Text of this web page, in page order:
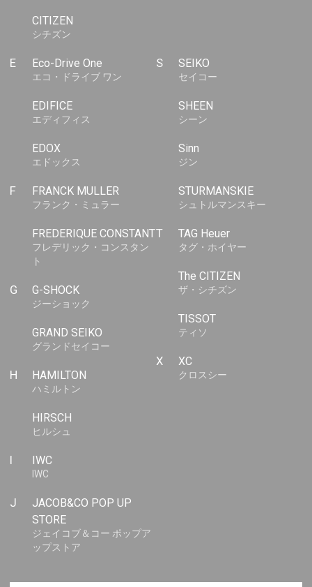
CITIZEN
シチズン
E Eco-Drive One
エコ・ドライブ ワン
EDIFICE
エディフィス
EDOX
エドックス
F FRANCK MULLER
フランク・ミュラー
FREDERIQUE CONSTANT
フレデリック・コンスタン
ト
G G-SHOCK
ジーショック
GRAND SEIKO
グランドセイコー
H HAMILTON
ハミルトン
HIRSCH
ヒルシュ
IWC
IWC
J
JACOB&CO POP UP
STORE
ジェイコブ＆コー ポップア
ップストア
S SEIKO
セイコー
SHEEN
シーン
Sinn
ジン
STURMANSKIE
シュトルマンスキー
T TAG Heuer
タグ・ホイヤー
The CITIZEN
ザ・シチズン
TISSOT
ティソ
X XC
クロスシー